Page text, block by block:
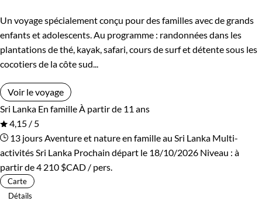
Un voyage spécialement conçu pour des familles avec de grands
enfants et adolescents. Au programme : randonnées dans les
plantations de thé, kayak, safari, cours de surf et détente sous les
cocotiers de la côte sud...
Voir le voyage
Sri Lanka En famille À partir de 11 ans
4,15 / 5
13 jours Aventure et nature en famille au Sri Lanka Multi-
activités Sri Lanka Prochain départ le 18/10/2026 Niveau : à
partir de4 210 $CAD / pers.
Carte
Détails